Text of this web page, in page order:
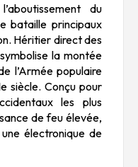
du
bataille principaux
Héritier direct des
la montée
l’Armée populaire
siècle. Conçu pour
les plus
de feu élevée,
électronique de